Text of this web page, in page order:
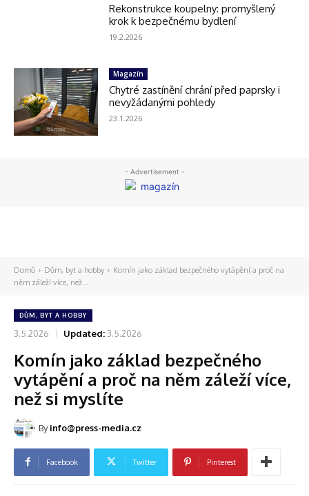
Rekonstrukce koupelny: promyšlený
krok k bezpečnému bydlení
19.2.2026
Magazín
Chytré zastínění chrání před paprsky i
nevyžádanými pohledy
23.1.2026
- Advertisement -